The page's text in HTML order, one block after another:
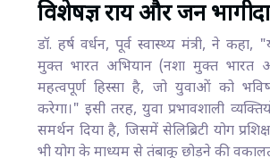
विशेषज्ञ राय और जन
डॉ. हर्ष वर्धन, पूर्व स्वास्थ्य मंत्री, ने
मुक्त भारत अभियान (नशा मुक्त भारत
महत्वपूर्ण हिस्सा है, जो युवाओं को
करेगा।" इसी तरह, युवा प्रभावशाली
समर्थन दिया है, जिसमें सेलिब्रिटी योग
भी योग के माध्यम से तंबाकू छोड़ने की